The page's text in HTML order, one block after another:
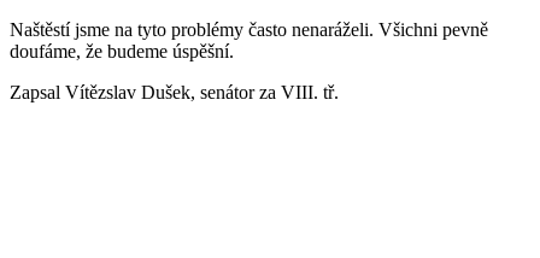
Naštěstí jsme na tyto problémy často nenaráželi. Všichni pevně
doufáme, že budeme úspěšní.
Zapsal Vítězslav Dušek, senátor za VIII. tř.